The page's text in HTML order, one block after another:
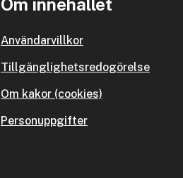
Om innehållet
Användarvillkor
Tillgänglighetsredogörelse
Om kakor (cookies)
Personuppgifter